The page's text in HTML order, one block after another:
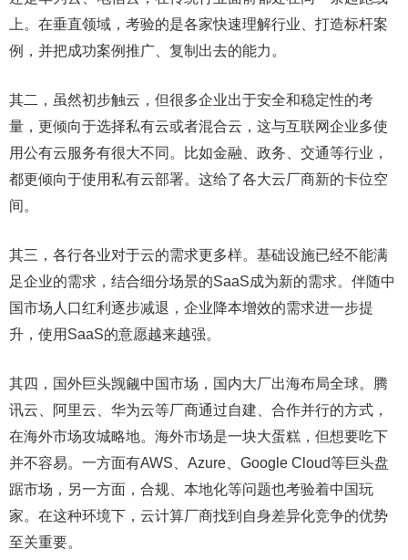
上。在垂直领域，考验的是各家快速理解行业、打造标杆案
例，并把成功案例推广、复制出去的能力。
其二，虽然初步触云，但很多企业出于安全和稳定性的考
量，更倾向于选择私有云或者混合云，这与互联网企业多使
用公有云服务有很大不同。比如金融、政务、交通等行业，
都更倾向于使用私有云部署。这给了各大云厂商新的卡位空
间。
其三，各行各业对于云的需求更多样。基础设施已经不能满
足企业的需求，结合细分场景的SaaS成为新的需求。伴随中
国市场人口红利逐步减退，企业降本增效的需求进一步提
升，使用SaaS的意愿越来越强。
其四，国外巨头觊觎中国市场，国内大厂出海布局全球。腾
讯云、阿里云、华为云等厂商通过自建、合作并行的方式，
在海外市场攻城略地。海外市场是一块大蛋糕，但想要吃下
并不容易。一方面有AWS、Azure、Google Cloud等巨头盘
踞市场，另一方面，合规、本地化等问题也考验着中国玩
家。在这种环境下，云计算厂商找到自身差异化竞争的优势
至关重要。